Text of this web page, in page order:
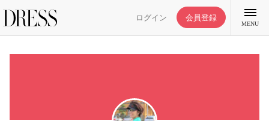
ログイン 会員登録
MENU